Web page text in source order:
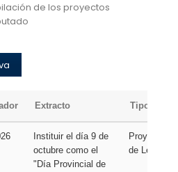
de los proyectos
Extracto Tipo
Instituir el día 9 de
octubre como el
"Día Provincial de
Proyecto
de Ley